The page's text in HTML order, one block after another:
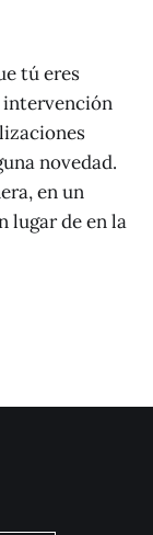
tú eres
novedad.
en un
lugar de en la